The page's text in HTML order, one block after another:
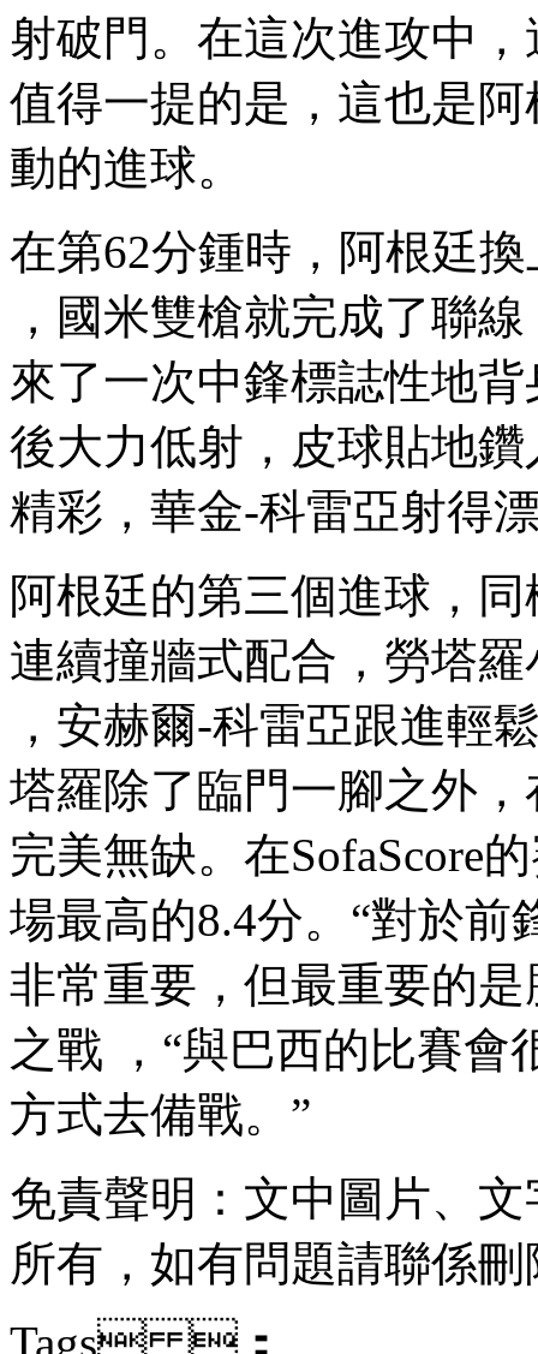
射破門 。在這次進攻中
值得一提的是 ，這也
動的進球 。
在第62分鍾時 ，阿根廷
，國米雙槍就完成了聯線
來了一次中鋒標誌性地背
後大力低射，皮球貼地
精彩 ，華金-科雷亞射得漂
阿根廷的第三個進球，
連續撞牆式配合，勞塔
，安赫爾-科雷亞跟進輕鬆
塔羅除了臨門一腳之外，
完美無缺。在SofaScore
場最高的8.4分。“對於
非常重要，但最重要的
之戰 ，“與巴西的比賽
方式去備戰。”
免責聲明 ：文中圖片
所有，如有問題請聯係刪除
Tags ：